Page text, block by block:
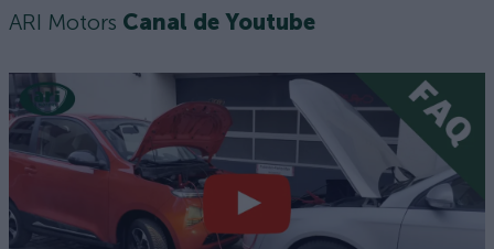
ARI Motors Canal de Youtube